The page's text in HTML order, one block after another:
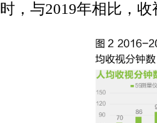
时，与2019年相比，